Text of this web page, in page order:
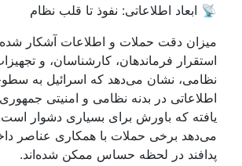
📡 ابعاد اطلاعاتی: نفوذ تا قلب نظام
میزان دقت حملات و اطلاعات آشکار
استقرار فرماندهان، کارشناسان، و
نظامی، نشان می‌دهد که اسرائیل به
اطلاعاتی در بدنه نظامی و امنیتی
یافته که باورش برای بسیاری دشوار
می‌دهد برخی حملات با همکاری عناصر
پدافند در لحظه حساس ممکن شده‌اند.